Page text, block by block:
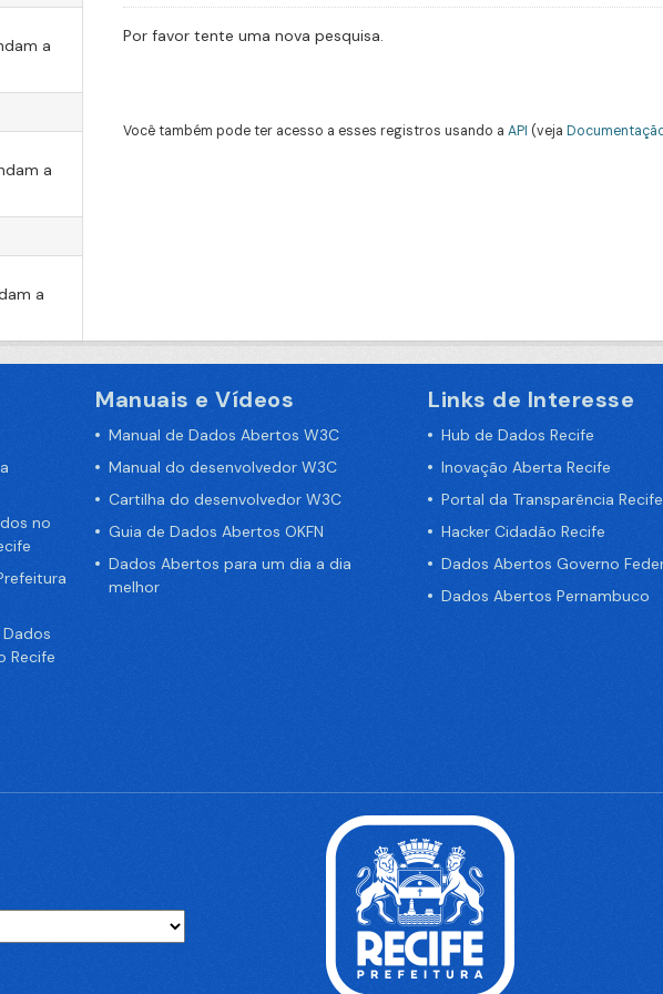
a
a
a
Por favor tente uma nova pesquisa.
Você também pode ter acesso a esses registros usando a API (veja
no
Recife
Manuais e Vídeos
Manual de Dados Abertos W3C
Manual do desenvolvedor W3C
Cartilha do desenvolvedor W3C
Guia de Dados Abertos OKFN
Dados Abertos para um dia a dia
melhor
Links de Interesse
Hub de Dados Recife
Inovação Aberta Recife
Portal da Transparência Recife
Hacker Cidadão Recife
Dados Abertos Governo
Dados Abertos Pernambuco